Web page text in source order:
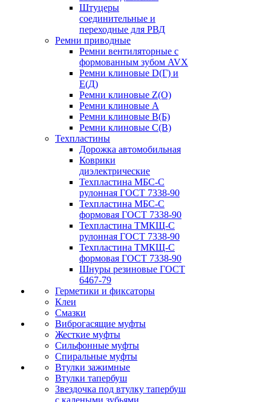
Штуцеры
соединительные и
переходные для РВД
Ремни приводные
Ремни вентиляторные с
формованным зубом AVX
Ремни клиновые D(Г) и
Е(Д)
Ремни клиновые Z(О)
Ремни клиновые А
Ремни клиновые В(Б)
Ремни клиновые С(В)
Техпластины
Дорожка автомобильная
Коврики
диэлектрические
Техпластина МБС-С
рулонная ГОСТ 7338-90
Техпластина МБС-С
формовая ГОСТ 7338-90
Техпластина ТМКЩ-С
рулонная ГОСТ 7338-90
Техпластина ТМКЩ-С
формовая ГОСТ 7338-90
Шнуры резиновые ГОСТ
6467-79
Герметики и фиксаторы
Клеи
Смазки
Виброгасящие муфты
Жесткие муфты
Сильфонные муфты
Спиральные муфты
Втулки зажимные
Втулки тапербуш
Звездочка под втулку тапербуш
c калеными зубьями